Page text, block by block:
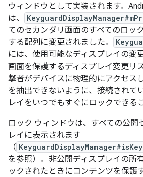
ウィンドウとして実装されます。
は、
てのセカンダリ画面のすべてのロッ
する配列に変更されました。
には、使用可能なディスプレイの変
画面を保護するディスプレイ変更リ
撃者がデバイスに物理的にアクセス
を抽出できないように、接続されて
レイをいつでもすぐにロックできる
ロック ウィンドウは、すべての公開
レイに表示されます
（
を参照）。非公開ディスプレイの所
ックされたときにコンテンツを保護